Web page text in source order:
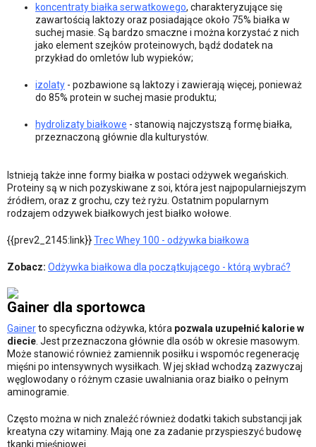
koncentraty białka serwatkowego, charakteryzujące się
zawartością laktozy oraz posiadające około 75% białka w
suchej masie. Są bardzo smaczne i można korzystać z nich
jako element szejków proteinowych, bądź dodatek na
przykład do omletów lub wypieków;
izolaty - pozbawione są laktozy i zawierają więcej, ponieważ
do 85% protein w suchej masie produktu;
hydrolizaty białkowe - stanowią najczystszą formę białka,
przeznaczoną głównie dla kulturystów.
Istnieją także inne formy białka w postaci odżywek wegańskich.
Proteiny są w nich pozyskiwane z soi, która jest najpopularniejszym
źródłem, oraz z grochu, czy też ryżu. Ostatnim popularnym
rodzajem odzywek białkowych jest białko wołowe.
{{prev2_2145:link}}Trec Whey 100 - odżywka białkowa
Zobacz: Odżywka białkowa dla początkującego - którą wybrać?
Gainer dla sportowca
Gainerto specyficzna odżywka, która pozwala uzupełnić kalorie w
diecie . Jest przeznaczona głównie dla osób w okresie masowym.
Może stanowić również zamiennik posiłku i wspomóc regenerację
mięśni po intensywnych wysiłkach. W jej skład wchodzą zazwyczaj
węglowodany o różnym czasie uwalniania oraz białko o pełnym
aminogramie.
Często można w nich znaleźć również dodatki takich substancji jak
kreatyna czy witaminy. Mają one za zadanie przyspieszyć budowę
tkanki mięśniowej.